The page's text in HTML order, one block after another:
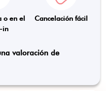
o en el
in
Cancelación fácil
valoración de